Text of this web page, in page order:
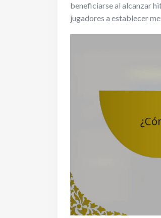
beneficiarse al alcanzar
jugadores a establecer